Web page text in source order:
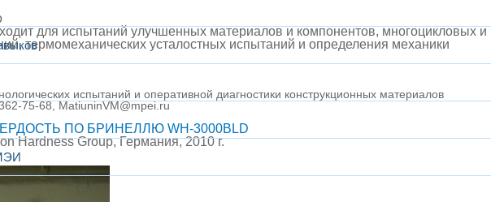
для испытаний улучшенных материалов и компонентов, многоцикловых и
термомеханических усталостных испытаний и определения механики
испытаний и оперативной диагностики конструкционных материалов
75-68, MatiuninVM@mpei.ru
ПО БРИНЕЛЛЮ WH-3000BLD
Hardness Group, Германия, 2010 г.